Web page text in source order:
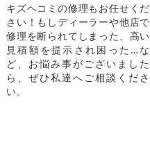
キズヘコミの修理もお任せくだ
さい！もしディーラーや他店で
修理を断られてしまった、高い
見積額を提示され困った…な
ど、お悩み事がございました
ら、ぜひ私達へご相談くださ
い。